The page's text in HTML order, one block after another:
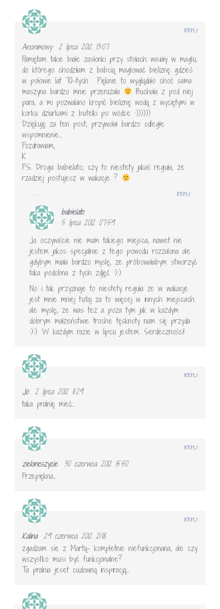
Anonimowy 2 lipca 2012 13:07
Pamiętam takie białe zasłonki przy stołach wisiały w maglu,
do którego chodziłam z babcią maglować bieliznę gdzieś
w połowie lat 70-tych . Pięknie to wyglądało choć sama
maszyna bardzo mnie przerażała
Buchała z pod niej
para, a mi pozwalano kropić bieliznę wodą z wyciętymi w
korku dziurkami z butelki po wódce :))))))
Dziękuję za ten post, przywołał bardzo odległe
wspomnienie…
Pozdrawiam,
K
PS. Droga babielato, czy to niestety jakaś reguła, że
rzadziej postujesz w wakacje ?
REPLY
babielato
5 lipca 2012 07:59
Ja oczywiście nie mam takiego miejsca, nawet nie
jestem jakos specjalnie z tego powodu rozżalona ale
gdybym miała bardzo myslę, ze próbowałabym stworzyć
taka podobna z tych zdjęć :):)
No i tak przyznaje to niestety reguła ze w wakacje
jest mnie mniej tutaj za to więcej w innych miejscach
ale myslę, że was też a poza tym jak w każdym
dobrym małżeństwie troche tęsknoty nam się przyda
:):). W każdym razie w lipcu jestem. Serdeczności!
REPLY
Jo 2 lipca 2012 11:29
taka pralnię mieć…
REPLY
zieloneszycie
30 czerwca 2012 15:50
Przepiękna…
REPLY
Kalina 29 czerwca 2012 21:18
zgadzam sie z Martą- kompletnie niefunkcjonana, ale czy
wszystko musi być funkcjonalne?
Ta pralnia jeset cudowną inspiracją…
REPLY